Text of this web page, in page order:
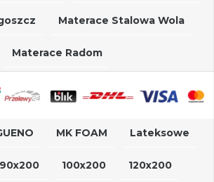
Materace Stalowa Wola
Materace Radom
MK FOAM Lateksowe
90x200 100x200 120x200